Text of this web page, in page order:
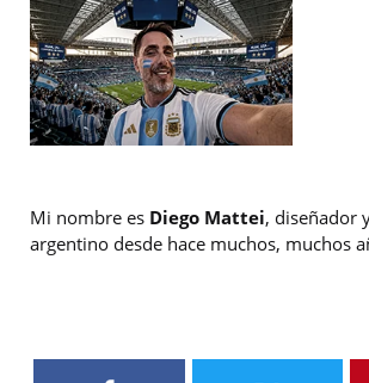
Mi nombre es Diego Mattei, diseñador
argentino desde hace muchos, muchos